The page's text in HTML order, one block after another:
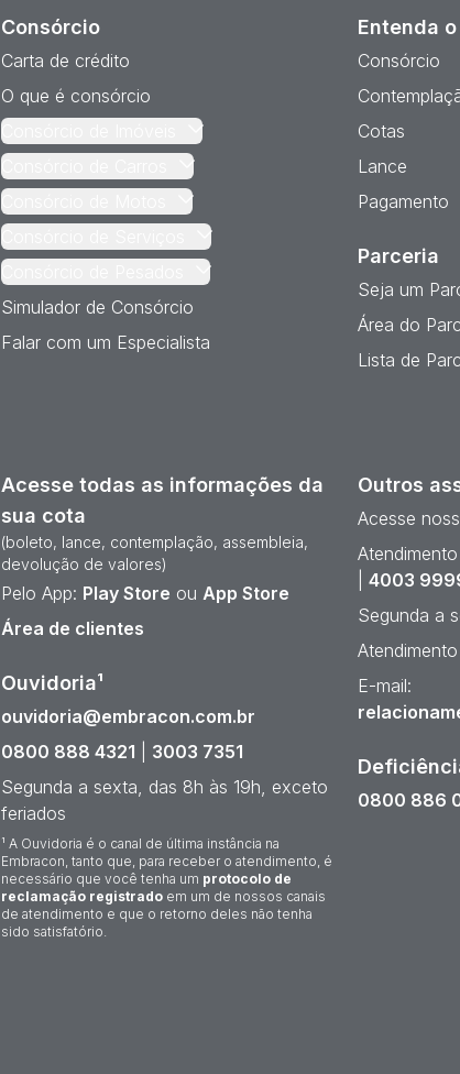
Consórcio
Carta de crédito
O que é consórcio
Simulador de Consórcio
Falar com um Especialista
Entenda
Consórcio
Cotas
Lance
Pagamento
Parceria
Seja um
Área do
Lista de
Acesse todas as informações da
sua cota
(boleto, lance, contemplação, assembleia,
devolução de valores)
Pelo App: Play Store ou App Store
Área de clientes
Ouvidoria¹
ouvidoria@embracon.com.br
0800 888 4321
3003 7351
Segunda a sexta, das 8h às 19h, exceto
feriados
¹ A Ouvidoria é o canal de última instância na
Embracon, tanto que, para receber o atendimento, é
necessário que você tenha um protocolo de
reclamação registrado em um de nossos canais
de atendimento e que o retorno deles não tenha
sido satisfatório.
Outros
Acesse
4003
Segunda a
E-mail:
0800 886